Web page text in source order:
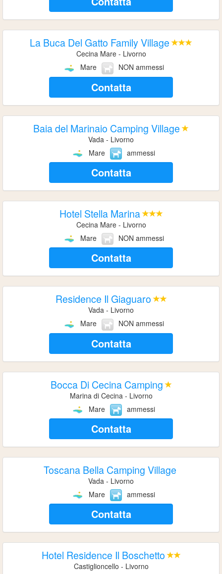
La Buca Del Gatto Family Village
Cecina Mare - Livorno
Mare
NON ammessi
Contatta
Baia del Marinaio Camping Village
Vada - Livorno
Mare
ammessi
Contatta
Hotel Stella Marina
Cecina Mare - Livorno
Mare
NON ammessi
Contatta
Residence Il Giaguaro
Vada - Livorno
Mare
NON ammessi
Contatta
Bocca Di Cecina Camping
Marina di Cecina - Livorno
Mare
ammessi
Contatta
Toscana Bella Camping Village
Vada - Livorno
Mare
ammessi
Contatta
Hotel Residence Il Boschetto
Castiglioncello - Livorno